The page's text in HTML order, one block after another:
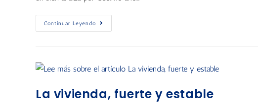
Continuar Leyendo
La vivienda, fuerte y estable